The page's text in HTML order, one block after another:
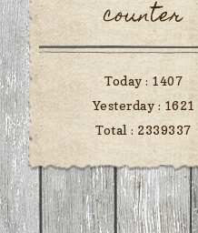
counter
Today : 1407
Yesterday : 1621
Total : 2339337